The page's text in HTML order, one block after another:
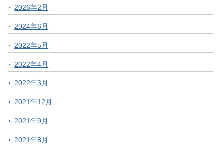
2026年2月
2024年6月
2022年5月
2022年4月
2022年3月
2021年12月
2021年9月
2021年8月